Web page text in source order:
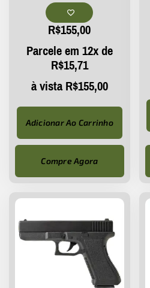
R$155,00
Parcele em 12x de
R$15,71
à vistaR$155,00
Adicionar Ao Carrinho
Compre Agora